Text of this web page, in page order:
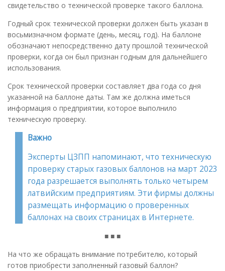
свидетельство о технической проверке такого баллона.
Годный срок технической проверки должен быть указан в
восьмизначном формате (день, месяц, год). На баллоне
обозначают непосредственно дату прошлой технической
проверки, когда он был признан годным для дальнейшего
использования.
Срок технической проверки составляет два года со дня
указанной на баллоне даты. Там же должна иметься
информация о предприятии, которое выполнило
техническую проверку.
Важно
Эксперты ЦЗПП напоминают, что техническую
проверку старых газовых баллонов на март 2023
года разрешается выполнять только четырем
латвийским предприятиям. Эти фирмы должны
размещать информацию о проверенных
баллонах на своих страницах в Интернете.
■ ■ ■
На что же обращать внимание потребителю, который
готов приобрести заполненный газовый баллон?